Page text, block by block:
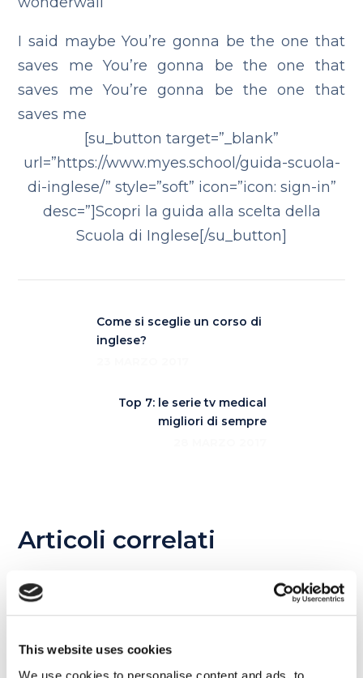
This website uses cookies
We use cookies to personalise content and ads, to
I said maybe You’re gonna be the one that
saves me You’re gonna be the one that
saves me You’re gonna be the one that
saves me
[su_button target=”_blank”
url=”https://www.myes.school/guida-scuola-
di-inglese/” style=”soft” icon=”icon: sign-in”
desc=”]Scopri la guida alla scelta della
Scuola di Inglese[/su_button]
Come si sceglie un corso di
inglese?
Top 7: le serie tv medical
migliori di sempre
Articoli correlati
06